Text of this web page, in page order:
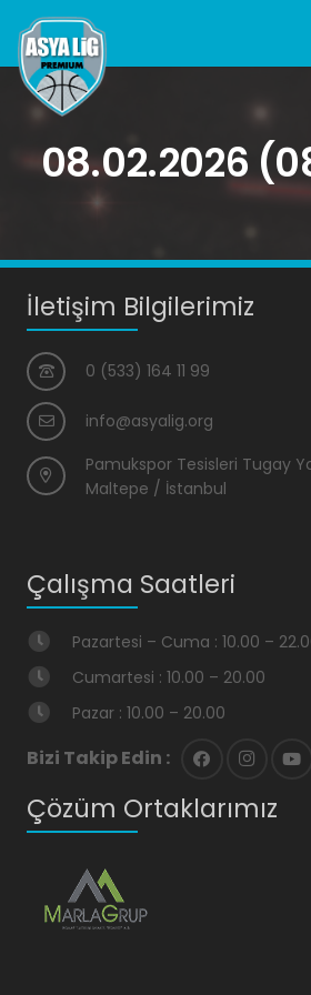
08.02.2026
İletişim Bilgilerimiz
0 (533) 164 11 99
info@asyalig.org
Pamukspor Tesisleri Tugay
Maltepe / İstanbul
Çalışma Saatleri
Pazartesi – Cuma : 10.00 –
Cumartesi : 10.00 – 20.00
Pazar : 10.00 – 20.00
Bizi Takip Edin :
Çözüm Ortaklarımız